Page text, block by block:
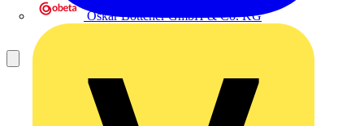
Oskar Böttcher GmbH & Co. KG